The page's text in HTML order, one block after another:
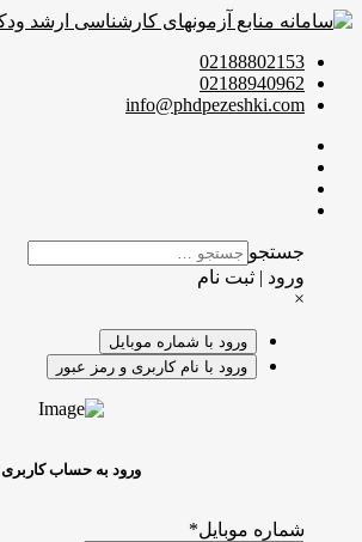
02188802153
02188940962
info@phdpezeshki.com
جستجو
ورود | ثبت نام
×
ورود با شماره موبایل
ورود با نام کاربری و رمز عبور
ورود به حساب کاربری
شماره موبایل*